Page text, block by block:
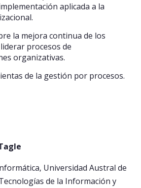
aplicada a la
la mejora continua de los
procesos de
organizativas.
de la gestión por procesos.
Universidad Austral de
de la Información y